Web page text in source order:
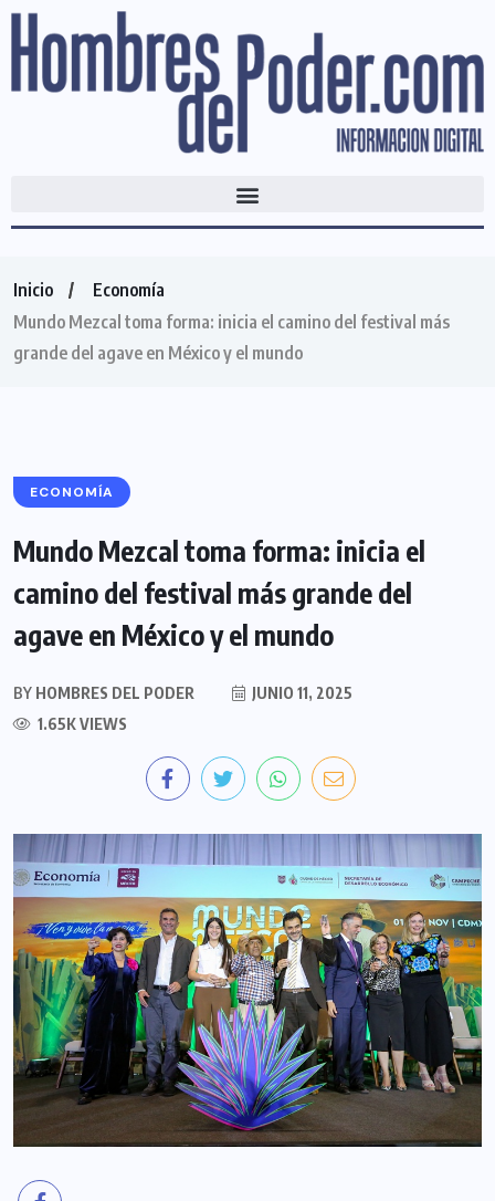
Inicio
Economía
Mundo Mezcal toma forma: inicia el camino del festival más
grande del agave en México y el mundo
ECONOMÍA
Mundo Mezcal toma forma: inicia el
camino del festival más grande del
agave en México y el mundo
BY HOMBRES DEL PODER
JUNIO 11, 2025
1.65K VIEWS